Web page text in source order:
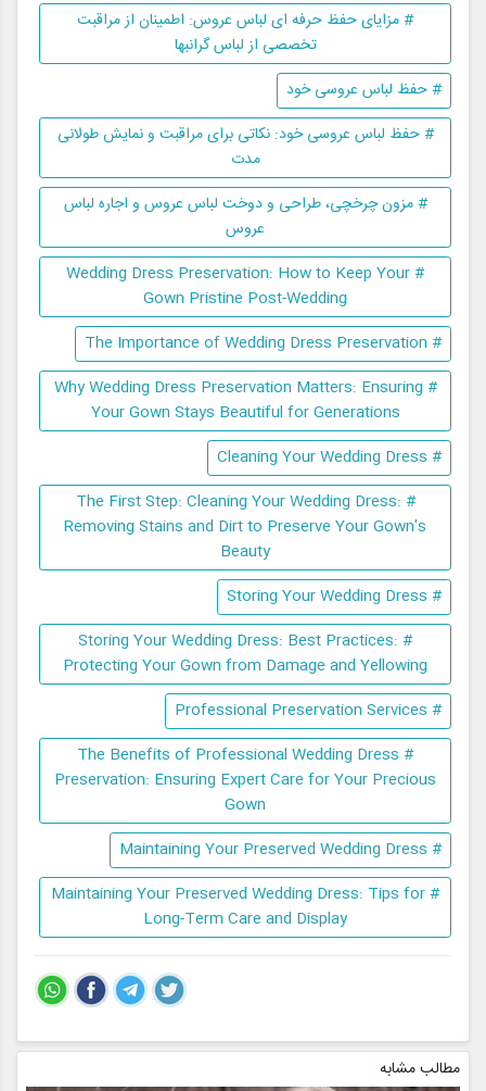
# مزایای حفظ حرفه ای لباس عروس: اطمینان از مراقبت
تخصصی از لباس گرانبها
# حفظ لباس عروسی خود
# حفظ لباس عروسی خود: نکاتی برای مراقبت و نمایش طولانی
مدت
# مزون چرخچی، طراحی و دوخت لباس عروس و اجاره لباس
عروس
# Wedding Dress Preservation: How to Keep Your
Gown Pristine Post-Wedding
# The Importance of Wedding Dress Preservation
# Why Wedding Dress Preservation Matters: Ensuring
Your Gown Stays Beautiful for Generations
# Cleaning Your Wedding Dress
# The First Step: Cleaning Your Wedding Dress:
Removing Stains and Dirt to Preserve Your Gown's
Beauty
# Storing Your Wedding Dress
# Storing Your Wedding Dress: Best Practices:
Protecting Your Gown from Damage and Yellowing
# Professional Preservation Services
# The Benefits of Professional Wedding Dress
Preservation: Ensuring Expert Care for Your Precious
Gown
# Maintaining Your Preserved Wedding Dress
# Maintaining Your Preserved Wedding Dress: Tips for
Long-Term Care and Display
مطالب مشابه